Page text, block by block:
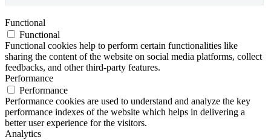
Functional
Functional
Functional cookies help to perform certain functionalities like
sharing the content of the website on social media platforms, collect
feedbacks, and other third-party features.
Performance
Performance
Performance cookies are used to understand and analyze the key
performance indexes of the website which helps in delivering a
better user experience for the visitors.
Analytics